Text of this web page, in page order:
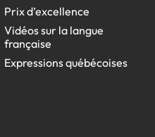
Prix d’excellence
Vidéos sur la langue
française
Expressions québécoises